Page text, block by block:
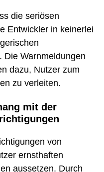
die seriösen
Entwickler in keinerlei
Die Warnmeldungen
dazu, Nutzer zum
zu verleiten.
mit der
von
ernsthaften
aussetzen. Durch